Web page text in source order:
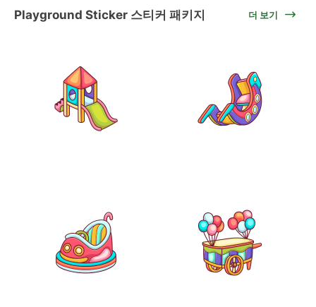
Playground Sticker 스티커 패키지 더 보기